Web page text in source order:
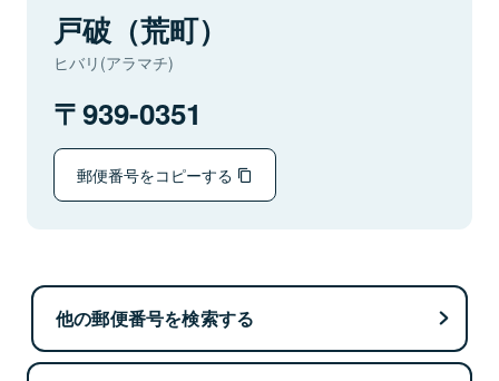
戸破（荒町）
ヒバリ(アラマチ)
939-0351
郵便番号をコピーする
他の郵便番号を検索する